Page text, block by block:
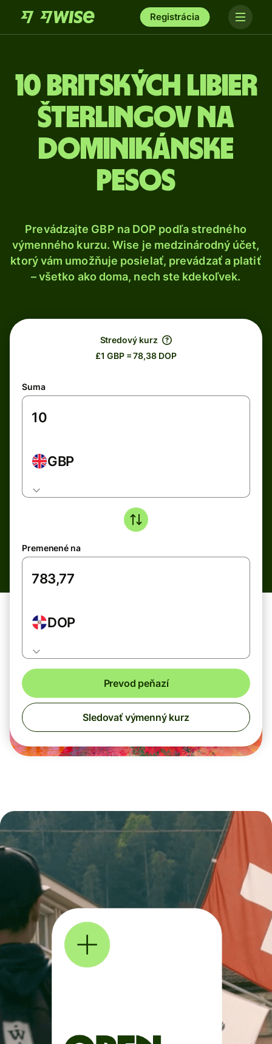
Registrácia
10 Britských libier
šterlingov na
dominikánske
pesos
Prevádzajte GBP na DOP podľa stredného
výmenného kurzu. Wise je medzinárodný účet,
ktorý vám umožňuje posielať, prevádzať a platiť
– všetko ako doma, nech ste kdekoľvek.
Stredový kurz
£1 GBP = 78,38 DOP
Suma
GBP
Premenené na
DOP
Prevod peňazí
Sledovať výmenný kurz